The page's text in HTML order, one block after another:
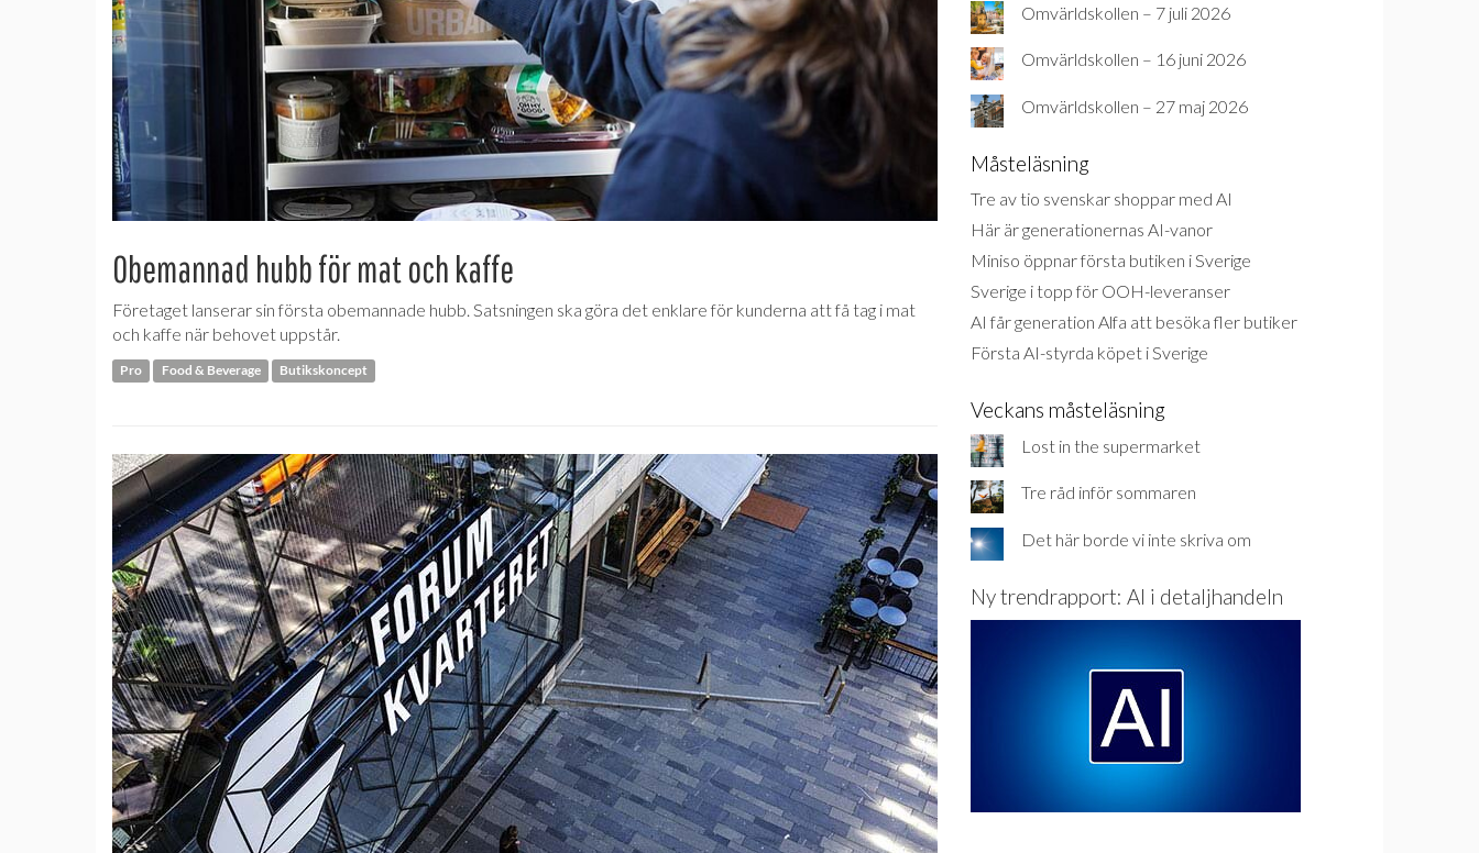
Obemannad hubb för mat och kaffe
Företaget lanserar sin första obemannade hubb. Satsningen ska göra det enklare för kunderna att få tag i mat
och kaffe när behovet uppstår.
Pro Food & Beverage Butikskoncept
Omvärldskollen – 7 juli 2026
Omvärldskollen – 16 juni 2026
Omvärldskollen – 27 maj 2026
Måsteläsning
Tre av tio svenskar shoppar med AI
Här är generationernas AI-vanor
Miniso öppnar första butiken i Sverige
Sverige i topp för OOH-leveranser
AI får generation Alfa att besöka fler butiker
Första AI-styrda köpet i Sverige
Veckans måsteläsning
Lost in the supermarket
Tre råd inför sommaren
Det här borde vi inte skriva om
Ny trendrapport: AI i detaljhandeln